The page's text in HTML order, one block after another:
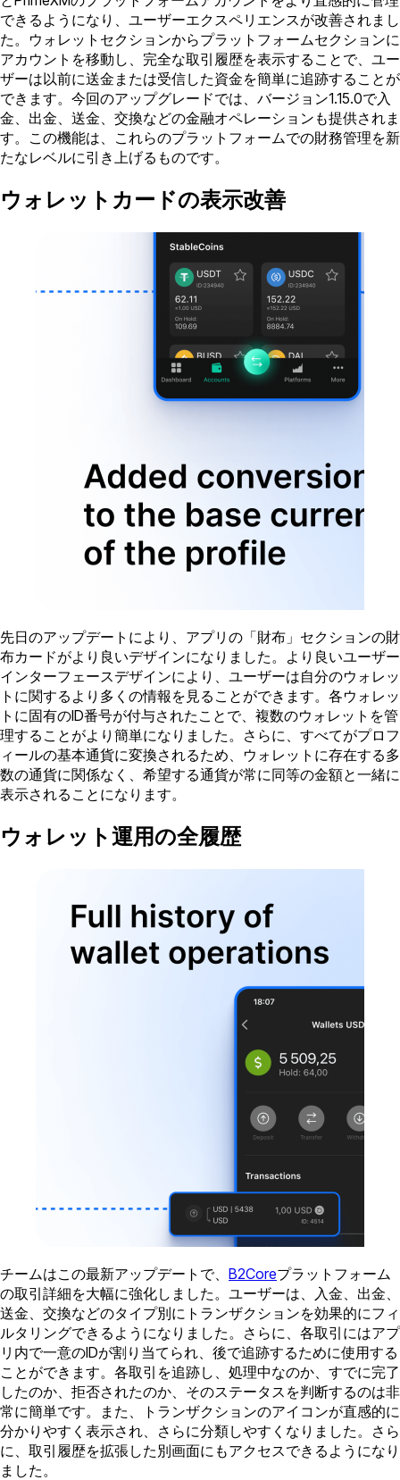
できるようになり、ユーザーエクスペリエンスが改善されまし
た。ウォレットセクションからプラットフォームセクションに
アカウントを移動し、完全な取引履歴を表示することで、ユー
ザーは以前に送金または受信した資金を簡単に追跡することが
できます。今回のアップグレードでは、バージョン1.15.0で入
金、出金、送金、交換などの金融オペレーションも提供されま
す。この機能は、これらのプラットフォームでの財務管理を新
たなレベルに引き上げるものです。
ウォレットカードの表示改善
先日のアップデートにより、アプリの「財布」セクションの財
布カードがより良いデザインになりました。より良いユーザー
インターフェースデザインにより、ユーザーは自分のウォレッ
トに関するより多くの情報を見ることができます。各ウォレッ
トに固有のID番号が付与されたことで、複数のウォレットを管
理することがより簡単になりました。さらに、すべてがプロフ
ィールの基本通貨に変換されるため、ウォレットに存在する多
数の通貨に関係なく、希望する通貨が常に同等の金額と一緒に
表示されることになります。
ウォレット運用の全履歴
チームはこの最新アップデートで、 B2Coreプラットフォーム
の取引詳細を大幅に強化しました。ユーザーは、入金、出金、
送金、交換などのタイプ別にトランザクションを効果的にフィ
ルタリングできるようになりました。さらに、各取引にはアプ
リ内で一意のIDが割り当てられ、後で追跡するために使用する
ことができます。各取引を追跡し、処理中なのか、すでに完了
したのか、拒否されたのか、そのステータスを判断するのは非
常に簡単です。また、トランザクションのアイコンが直感的に
分かりやすく表示され、さらに分類しやすくなりました。さら
に、取引履歴を拡張した別画面にもアクセスできるようになり
ました。